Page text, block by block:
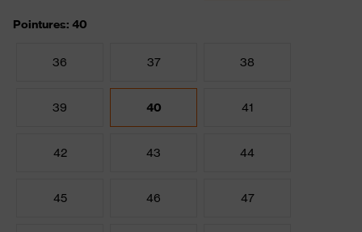
Pointures: 40
36 37 38
39 40 41
42 43 44
45 46 47